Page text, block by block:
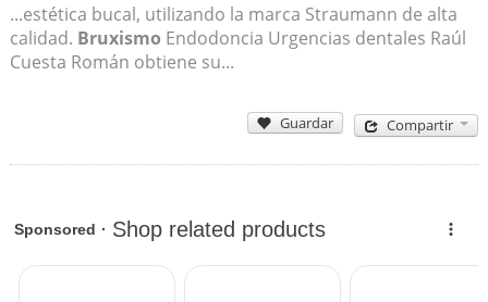
...estética bucal, utilizando la marca Straumann de alta
calidad. Bruxismo Endodoncia Urgencias dentales Raúl
Cuesta Román obtiene su...
Guardar Compartir